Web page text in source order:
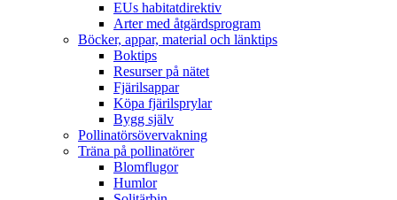
EUs habitatdirektiv
Arter med åtgärdsprogram
Böcker, appar, material och länktips
Boktips
Resurser på nätet
Fjärilsappar
Köpa fjärilsprylar
Bygg själv
Pollinatörsövervakning
Träna på pollinatörer
Blomflugor
Humlor